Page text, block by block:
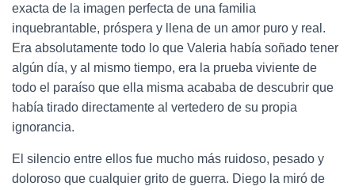
exacta de la imagen perfecta de una familia
inquebrantable, próspera y llena de un amor puro y real.
Era absolutamente todo lo que Valeria había soñado tener
algún día, y al mismo tiempo, era la prueba viviente de
todo el paraíso que ella misma acababa de descubrir que
había tirado directamente al vertedero de su propia
ignorancia.
El silencio entre ellos fue mucho más ruidoso, pesado y
doloroso que cualquier grito de guerra. Diego la miró de